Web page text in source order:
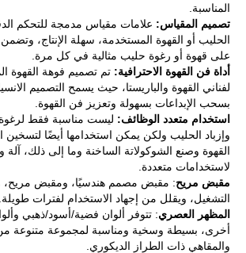
المناسبة.
تصميم المقياس: علامات مقياس مدمجة للتحكم
الحليب أو القهوة المستخدمة، سهلة الإنتاج،
على قهوة أو رغوة حليب مثالية في كل مرة.
أداة فن القهوة الاحترافية: تم تصميم فوهة القهوة
لفناني القهوة والباريستا، حيث يسمح التصميم
بسحب الإبداعات بسهولة وتعزيز فن القهوة.
استخدام متعدد الوظائف: ليست مناسبة فقط
وإزباد الحليب ولكن يمكن استخدامها أيضًا لتسخين
القهوة وصنع الشوكولاتة الساخنة وما إلى ذلك، آلة
لاستخدامات متعددة.
مقبض مريح: مقبض مصمم هندسيًا، ومقبض
التشغيل، ويقلل من إجهاد الاستخدام لفترات طويلة.
المظهر العصري: تتوفر ألوان فضية/أسود/ذهبي
أخرى، بسيطة وسخية ومناسبة لمجموعة متنوعة
والمقاهي ذات الطراز الديكوري.